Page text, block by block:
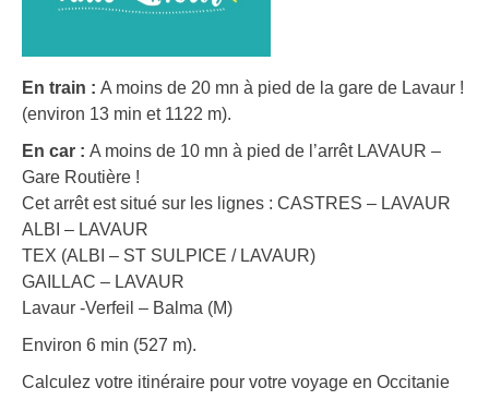
En train : A moins de 20 mn à pied de la gare de Lavaur !
(environ 13 min et 1122 m).
En car : A moins de 10 mn à pied de l’arrêt LAVAUR –
Gare Routière !
Cet arrêt est situé sur les lignes : CASTRES – LAVAUR
ALBI – LAVAUR
TEX (ALBI – ST SULPICE / LAVAUR)
GAILLAC – LAVAUR
Lavaur -Verfeil – Balma (M)
Environ 6 min (527 m).
Calculez votre itinéraire pour votre voyage en Occitanie